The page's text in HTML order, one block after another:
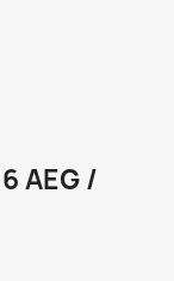
AEG /